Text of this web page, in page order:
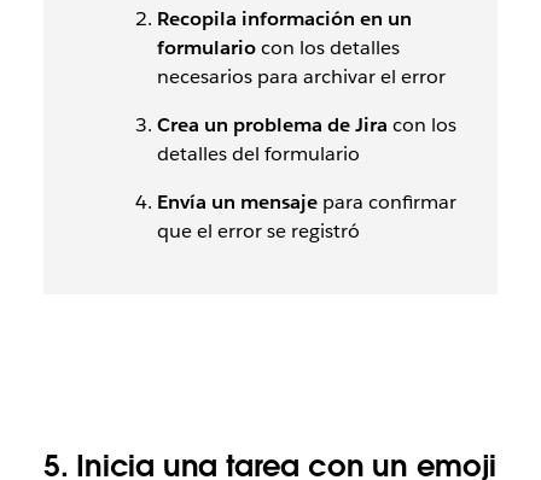
Recopila información en un
formulariocon los detalles
necesarios para archivar el error
Crea un problema de Jira con los
detalles del formulario
Envía un mensajepara confirmar
que el error se registró
5. Inicia una tarea con un emoji